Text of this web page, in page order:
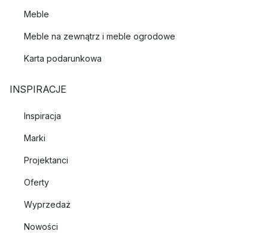
Meble
Meble na zewnątrz i meble ogrodowe
Karta podarunkowa
INSPIRACJE
Inspiracja
Marki
Projektanci
Oferty
Wyprzedaż
Nowości